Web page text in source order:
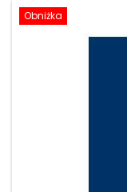
Obniżka